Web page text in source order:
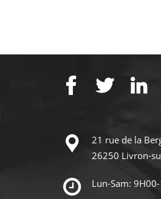
21 rue de la
26250 Livron-
Lun-Sam: